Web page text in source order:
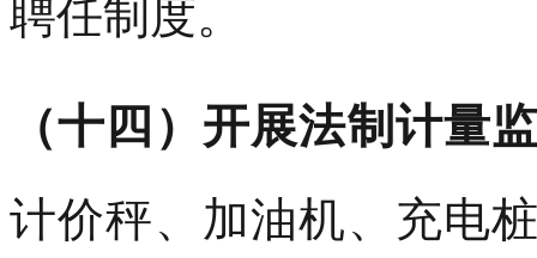
聘任制度。
（十四）开展法制计量
计价秤、加油机、充电